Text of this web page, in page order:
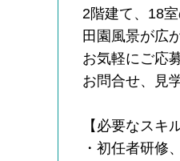
2階建て、18
田園風景が広
お気軽にご応
お問合せ、見
【必要なスキ
・初任者研修